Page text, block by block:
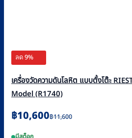
ลด 9%
เครื่องวัดความดันโลหิต แบบตั้งโต๊ะ
Model (R1740)
฿11,600
Original
฿10,600
Current